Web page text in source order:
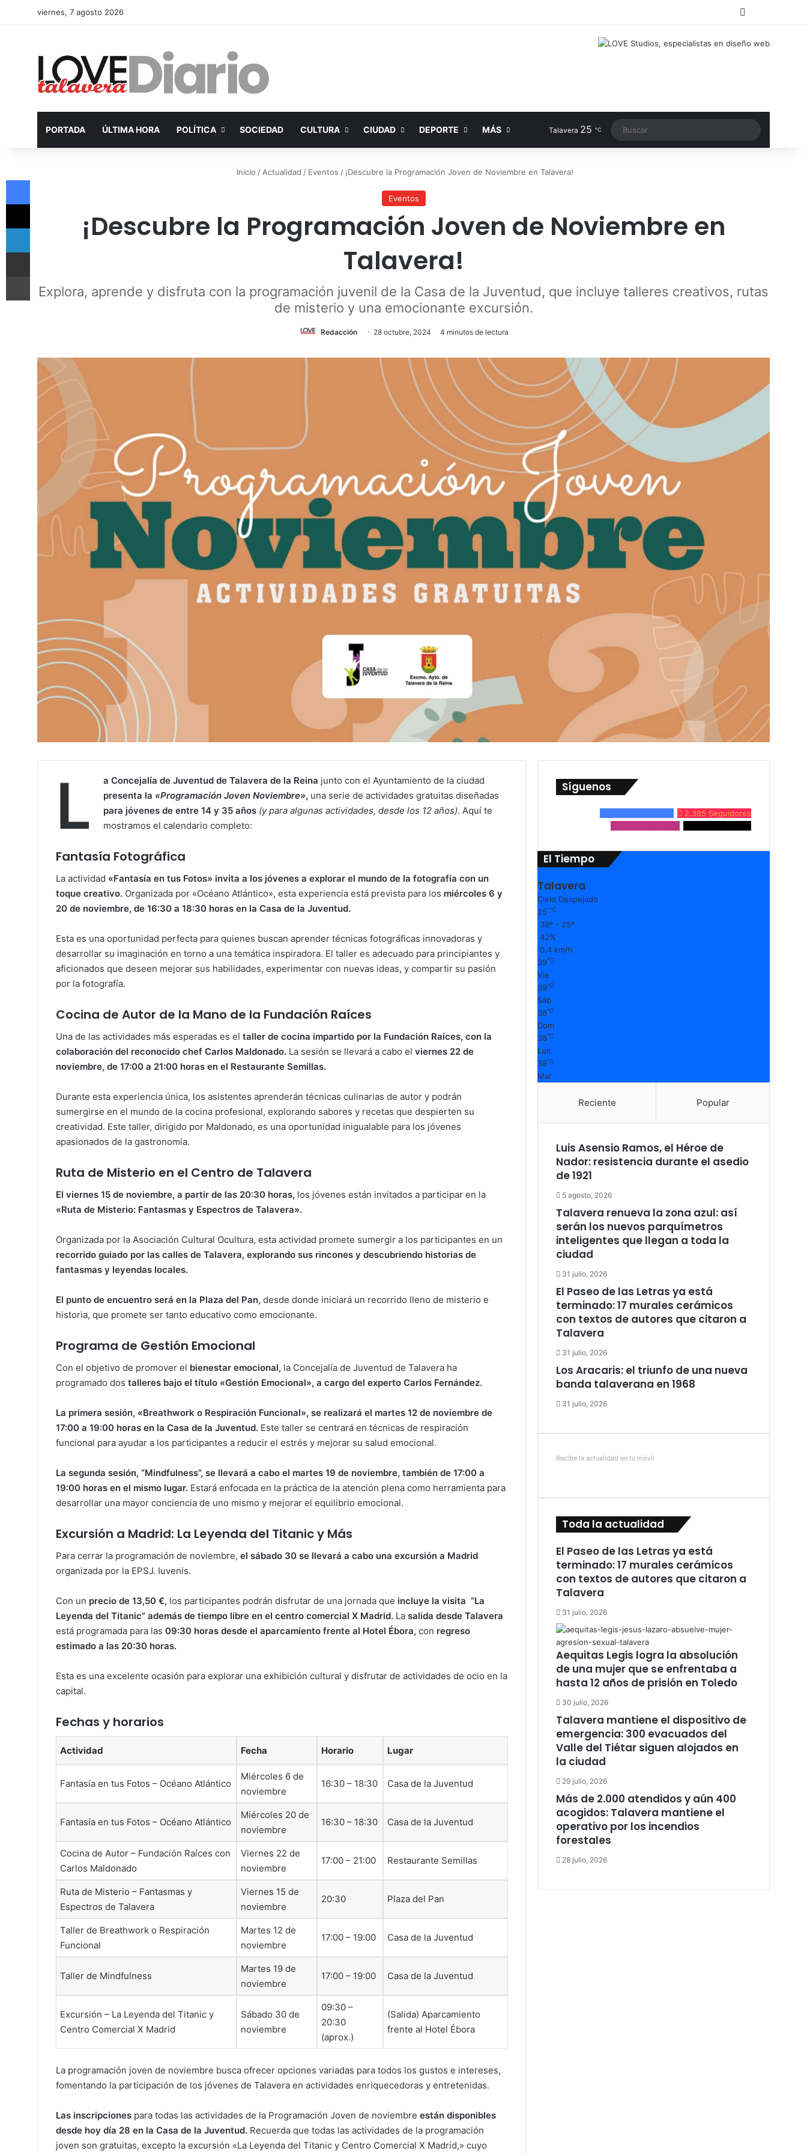
viernes, 7 agosto 2026 Instagram
TikTok
PORTADA ÚLTIMA HORA POLÍTICA SOCIEDAD CULTURA CIUDAD DEPORTE MÁS Talavera 25 ℃
Inicio / Actualidad / Eventos / ¡Descubre la Programación Joven de Noviembre en Talavera!
Eventos
¡Descubre la Programación Joven de Noviembre en
Talavera!
Explora, aprende y disfruta con la programación juvenil de la Casa de la Juventud, que incluye talleres creativos, rutas
de misterio y una emocionante excursión.
Redacción 28 octubre, 2024 4 minutos de lectura
L a Concejalía de Juventud de Talavera de la Reina junto con el Ayuntamiento de la ciudad
presenta la «Programación Joven Noviembre», una serie de actividades gratuitas diseñadas
para jóvenes de entre 14 y 35 años (y para algunas actividades, desde los 12 años). Aquí te
mostramos el calendario completo:
Fantasía Fotográfica
La actividad «Fantasía en tus Fotos» invita a los jóvenes a explorar el mundo de la fotografía con un
toque creativo. Organizada por «Océano Atlántico», esta experiencia está prevista para los miércoles 6 y
20 de noviembre, de 16:30 a 18:30 horas en la Casa de la Juventud.
Esta es una oportunidad perfecta para quienes buscan aprender técnicas fotográficas innovadoras y
desarrollar su imaginación en torno a una temática inspiradora. El taller es adecuado para principiantes y
aficionados que deseen mejorar sus habilidades, experimentar con nuevas ideas, y compartir su pasión
por la fotografía.
Cocina de Autor de la Mano de la Fundación Raíces
Una de las actividades más esperadas es el taller de cocina impartido por la Fundación Raíces, con la
colaboración del reconocido chef Carlos Maldonado. La sesión se llevará a cabo el viernes 22 de
noviembre, de 17:00 a 21:00 horas en el Restaurante Semillas.
Durante esta experiencia única, los asistentes aprenderán técnicas culinarias de autor y podrán
sumergirse en el mundo de la cocina profesional, explorando sabores y recetas que despierten su
creatividad. Este taller, dirigido por Maldonado, es una oportunidad inigualable para los jóvenes
apasionados de la gastronomía.
Ruta de Misterio en el Centro de Talavera
El viernes 15 de noviembre, a partir de las 20:30 horas, los jóvenes están invitados a participar en la
«Ruta de Misterio: Fantasmas y Espectros de Talavera».
Organizada por la Asociación Cultural Ocultura, esta actividad promete sumergir a los participantes en un
recorrido guiado por las calles de Talavera, explorando sus rincones y descubriendo historias de
fantasmas y leyendas locales.
El punto de encuentro será en la Plaza del Pan, desde donde iniciará un recorrido lleno de misterio e
historia, que promete ser tanto educativo como emocionante.
Programa de Gestión Emocional
Con el objetivo de promover el bienestar emocional, la Concejalía de Juventud de Talavera ha
programado dos talleres bajo el título «Gestión Emocional», a cargo del experto Carlos Fernández.
La primera sesión, «Breathwork o Respiración Funcional», se realizará el martes 12 de noviembre de
17:00 a 19:00 horas en la Casa de la Juventud. Este taller se centrará en técnicas de respiración
funcional para ayudar a los participantes a reducir el estrés y mejorar su salud emocional.
La segunda sesión, “Mindfulness”, se llevará a cabo el martes 19 de noviembre, también de 17:00 a
19:00 horas en el mismo lugar. Estará enfocada en la práctica de la atención plena como herramienta para
desarrollar una mayor conciencia de uno mismo y mejorar el equilibrio emocional.
Excursión a Madrid: La Leyenda del Titanic y Más
Para cerrar la programación de noviembre, el sábado 30 se llevará a cabo una excursión a Madrid
organizada por la EPSJ. Iuvenis.
Con un precio de 13,50 €, los participantes podrán disfrutar de una jornada que incluye la visita “La
Leyenda del Titanic” además de tiempo libre en el centro comercial X Madrid. La salida desde Talavera
está programada para las 09:30 horas desde el aparcamiento frente al Hotel Ébora, con regreso
estimado a las 20:30 horas.
Esta es una excelente ocasión para explorar una exhibición cultural y disfrutar de actividades de ocio en la
capital.
Fechas y horarios
Actividad Fecha Horario Lugar
Fantasía en tus Fotos – Océano Atlántico
Miércoles 6 de
noviembre
16:30 – 18:30 Casa de la Juventud
Fantasía en tus Fotos – Océano Atlántico
Miércoles 20 de
noviembre
16:30 – 18:30 Casa de la Juventud
Cocina de Autor – Fundación Raíces con
Carlos Maldonado
Viernes 22 de
noviembre
17:00 – 21:00 Restaurante Semillas
Ruta de Misterio – Fantasmas y
Espectros de Talavera
Viernes 15 de
noviembre
20:30 Plaza del Pan
Taller de Breathwork o Respiración
Funcional
Martes 12 de
noviembre
17:00 – 19:00 Casa de la Juventud
Taller de Mindfulness
Martes 19 de
noviembre
17:00 – 19:00 Casa de la Juventud
Excursión – La Leyenda del Titanic y
Centro Comercial X Madrid
Sábado 30 de
noviembre
09:30 –
20:30
(aprox.)
(Salida) Aparcamiento
frente al Hotel Ébora
La programación joven de noviembre busca ofrecer opciones variadas para todos los gustos e intereses,
fomentando la participación de los jóvenes de Talavera en actividades enriquecedoras y entretenidas.
Las inscripciones para todas las actividades de la Programación Joven de noviembre están disponibles
desde hoy día 28 en la Casa de la Juventud. Recuerda que todas las actividades de la programación
joven son gratuitas, excepto la excursión «La Leyenda del Titanic y Centro Comercial X Madrid,» cuyo
Síguenos
2.385 Seguidores
El Tiempo
Talavera
Cielo Despejado
25℃
39º - 25º
42%
0.4 km/h
39℃
Vie
39℃
Sáb
38℃
Dom
38℃
Lun
38℃
Mar
Reciente Popular
Luis Asensio Ramos, el Héroe de
Nador: resistencia durante el asedio
de 1921
5 agosto, 2026
Talavera renueva la zona azul: así
serán los nuevos parquímetros
inteligentes que llegan a toda la
ciudad
31 julio, 2026
El Paseo de las Letras ya está
terminado: 17 murales cerámicos
con textos de autores que citaron a
Talavera
31 julio, 2026
Los Aracaris: el triunfo de una nueva
banda talaverana en 1968
31 julio, 2026
Recibe la actualidad en tu móvil
Toda la actualidad
El Paseo de las Letras ya está
terminado: 17 murales cerámicos
con textos de autores que citaron a
Talavera
31 julio, 2026
Aequitas Legis logra la absolución
de una mujer que se enfrentaba a
hasta 12 años de prisión en Toledo
30 julio, 2026
Talavera mantiene el dispositivo de
emergencia: 300 evacuados del
Valle del Tiétar siguen alojados en
la ciudad
29 julio, 2026
Más de 2.000 atendidos y aún 400
acogidos: Talavera mantiene el
operativo por los incendios
forestales
28 julio, 2026